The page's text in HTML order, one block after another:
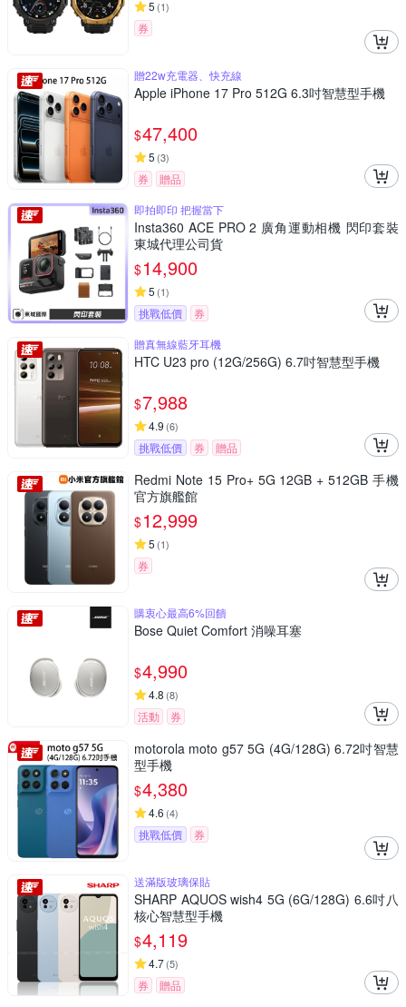
5 (1)
券
贈22w充電器、快充線
Apple iPhone 17 Pro 512G 6.3吋智慧型手機
$47,400
5 (3)
券
贈品
即拍即印 把握當下
Insta360 ACE PRO 2 廣角運動相機 閃印套裝
東城代理公司貨
$14,900
5 (1)
挑戰低價
券
贈真無線藍牙耳機
HTC U23 pro (12G/256G) 6.7吋智慧型手機
$7,988
4.9 (6)
挑戰低價 券 贈品
Redmi Note 15 Pro+ 5G 12GB + 512GB 手機
官方旗艦館
$12,999
5 (1)
券
購衷心最高6%回饋
Bose Quiet Comfort 消噪耳塞
$4,990
4.8 (8)
活動 券
motorola moto g57 5G (4G/128G) 6.72吋智慧
型手機
$4,380
4.6 (4)
挑戰低價 券
送滿版玻璃保貼
SHARP AQUOS wish4 5G (6G/128G) 6.6吋八
核心智慧型手機
$4,119
4.7(5)
券 贈品